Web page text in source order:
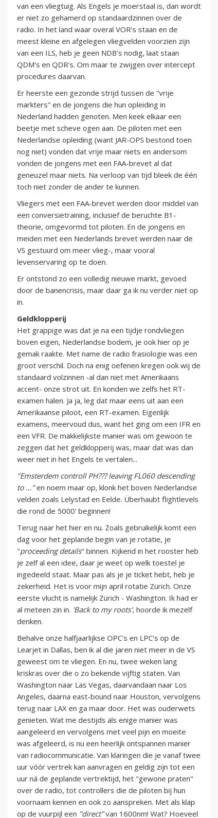
van een vliegtuig. Als Engels je moerstaal is, dan wordt
er niet zo gehamerd op standaardzinnen over de
radio. In het land waar overal VOR's staan en de
meest kleine en afgelegen vliegvelden voorzien zijn
van een ILS, heb je geen NDB's nodig, laat staan
QDM's en QDR's. Om maar te zwijgen over intercept
procedures daarvan.
Er heerste een gezonde strijd tussen de "vrije
markters" en de jongens die hun opleiding in
Nederland hadden genoten. Men keek elkaar een
beetje met scheve ogen aan. De piloten met een
Nederlandse opleiding (want JAR-OPS bestond toen
nog niet) vonden dat vrije maar niets en andersom
vonden de jongens met een FAA-brevet al dat
geneuzel maar niets. Na verloop van tijd bleek de één
toch niet zonder de ander te kunnen.
Vliegers met een FAA-brevet werden door middel van
een conversietraining, inclusief de beruchte B1-
theorie, omgevormd tot piloten. En de jongens en
meiden met een Nederlands brevet werden naar de
VS gestuurd om meer vlieg-, maar vooral
levenservaring op te doen.
Er ontstond zo een volledig nieuwe markt, gevoed
door de banencrisis, maar daar ga ik nu verder niet op
in.
Geldklopperij
Het grappige was dat je na een tijdje rondvliegen
boven eigen, Nederlandse bodem, je ook hier op je
gemak raakte. Met name de radio frasiologie was een
groot verschil. Doch na enig oefenen kregen ook wij de
standaard volzinnen -al dan niet met Amerikaans
accent- onze strot uit. En konden we zelfs het RT-
examen halen. Ja ja, leg dat maar eens uit aan een
Amerikaanse piloot, een RT-examen. Eigenlijk
examens, meervoud dus, want het ging om een IFR en
een VFR. De makkelijkste manier was om gewoon te
zeggen dat het geldklopperij was, maar dat was dan
weer niet in het Engels te vertalen...
"Emsterdem controll PH??? leaving FL060 descending
to ..."en noem maar op, klonk het boven Nederlandse
velden zoals Lelystad en Eelde. Überhaubt flightlevels
die rond de 5000' beginnen!
Terug naar het hier en nu. Zoals gebruikelijk komt een
dag voor het geplande begin van je rotatie, je
"proceeding details" binnen. Kijkend in het rooster heb
je zelf al een idee, daar je weet op welk toestel je
ingedeeld staat. Maar pas als je je ticket hebt, heb je
zekerheid. Het is voor mijn april rotatie Zürich. Onze
eerste vlucht is namelijk Zürich - Washington. Ik had er
al meteen zin in. 'Back to my roots', hoorde ik mezelf
denken.
Behalve onze halfjaarlijkse OPC's en LPC's op de
Learjet in Dallas, ben ik al die jaren niet meer in de VS
geweest om te vliegen. En nu, twee weken lang
kriskras over die o zo bekende vijftig staten. Van
Washington naar Las Vegas, daarvandaan naar Los
Angeles, daarna east-bound naar Houston, vervolgens
terug naar LAX en ga maar door. Het was ouderwets
genieten. Wat me destijds als enige manier was
aangeleerd en vervolgens met veel pijn en moeite
was afgeleerd, is nu een heerlijk ontspannen manier
van radiocommunicatie. Van klaringen die je vanaf twee
uur vóór vertrek kan aanvragen en geldig zijn tot een
uur ná de geplande vertrektijd, het "gewone praten"
over de radio, tot controllers die de piloten bij hun
voornaam kennen en ook zo aanspreken. Met als klap
op de vuurpijl een "direct"van 1600nm! Wat? Hoeveel